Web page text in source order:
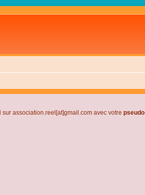
association.reel[at]gmail.com avec votre pseudo